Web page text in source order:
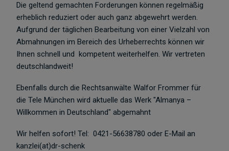
Die geltend gemachten Forderungen können regelmäßig
erheblich reduziert oder auch ganz abgewehrt werden.
Aufgrund der täglichen Bearbeitung von einer Vielzahl von
Abmahnungen im Bereich des Urheberrechts können wir
Ihnen schnell und kompetent weiterhelfen. Wir vertreten
deutschlandweit!
Ebenfalls durch die Rechtsanwälte Walfor Frommer für
die Tele München wird aktuelle das Werk "Almanya –
Willkommen in Deutschland" abgemahnt
Wir helfen sofort! Tel: 0421-56638780 oder E-Mail an
kanzlei(at)dr-schenk